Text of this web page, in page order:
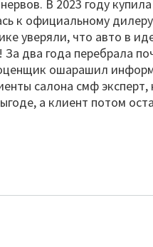
В 2023 году
к официальному
уверяли, что авто в
два года перебрала
ошарашил
салона смф эксперт,
а клиент потом